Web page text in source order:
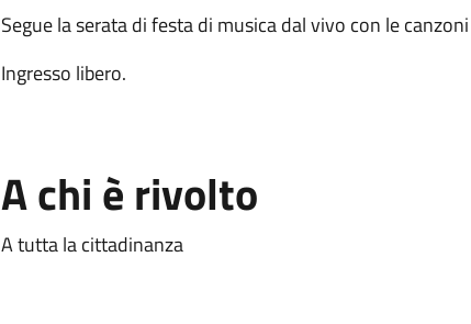
Segue la serata di festa di musica dal vivo con le
Ingresso libero.
A chi è rivolto
A tutta la cittadinanza